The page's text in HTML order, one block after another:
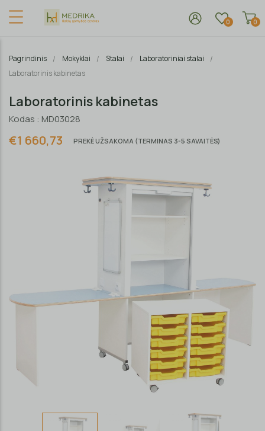
0 0
Pagrindinis Mokyklai Stalai
Laboratoriniai stalai
Laboratorinis kabinetas
Laboratorinis kabinetas
Kodas : MD03028
€1 660,73 PREKĖ UŽSAKOMA (TERMINAS 3-5 SAVAITĖS)